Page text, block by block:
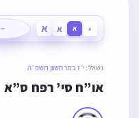
א א א א −
נשאל: י״ז במרחשוון תשפ״ה
או”ח סי’ רפח ס”א